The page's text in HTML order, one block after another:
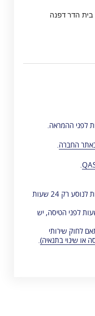
החברה.
.
חברת שירותי הקרקע זמינה לשירות לנוסע רק 24 שעות
שירות שנדרש מעל ל – 24 שעות לפני הטיסה, יש
לחוק שירותי
או שינוי בתנאיה).